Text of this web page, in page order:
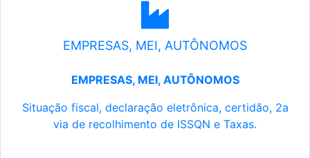
EMPRESAS, MEI, AUTÔNOMOS
EMPRESAS, MEI, AUTÔNOMOS
Situação fiscal, declaração eletrônica, certidão, 2a
via de recolhimento de ISSQN e Taxas.